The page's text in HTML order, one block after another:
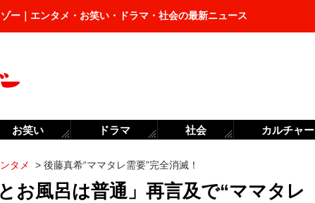
ー｜エンタメ・お笑い・ドラマ・社会の最新ニュース
タメ > 後藤真希“ママタレ需要”完全消滅！
お風呂は普通」再言及で“ママタレ
お笑い ドラマ 社会 カルチャー